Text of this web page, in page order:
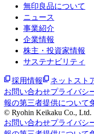
無印良品について
ニュース
事業紹介
企業情報
株主・投資家情報
サステナビリティ
採用情報
ネットスト
お問い合わせプライバシ
報の第三者提供について
© Ryohin Keikaku Co., Ltd.
お問い合わせプライバシ